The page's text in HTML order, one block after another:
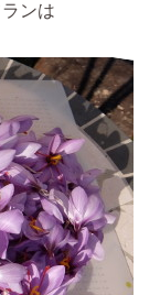
ンは